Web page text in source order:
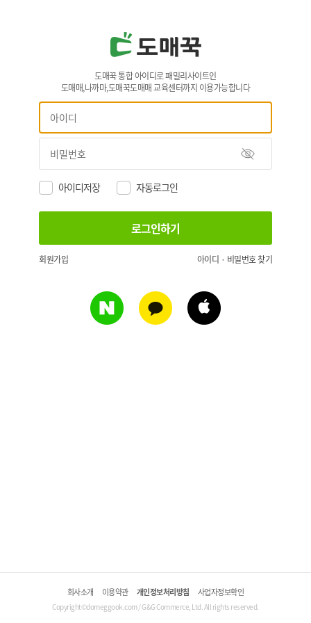
도매꾹 통합 아이디로 패밀리사이트인
도매매,나까마,도매꾹도매매 교육센터까지 이용가능합니다
아이디저장 자동로그인
회원가입 아이디 · 비밀번호 찾기
회사소개 이용약관 개인정보처리방침 사업자정보확인
Copyright©domeggook.com / G&G Commerce, Ltd. All rights reserved.